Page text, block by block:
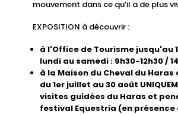
mouvement dans ce qu’il a de plus
EXPOSITION à découvrir :
à l'Office de Tourisme jusqu'au
lundi au samedi : 9h30-12h30 /
à la Maison du Cheval du Haras
du 1er juillet au 30 août
visites guidées du Haras et
festival Equestria (en présence